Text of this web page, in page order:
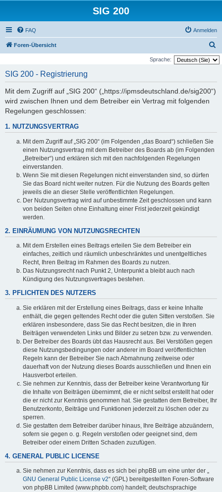
SIG 200
FAQ Anmelden
Foren-Übersicht
u
Sprache:
SIG 200 - Registrierung
Mit dem Zugriff auf „SIG 200“ („https://ipmsdeutschland.de/sig200“)
wird zwischen Ihnen und dem Betreiber ein Vertrag mit folgenden
Regelungen geschlossen:
1. NUTZUNGSVERTRAG
Mit dem Zugriff auf „SIG 200“ (im Folgenden „das Board“) schließen Sie
einen Nutzungsvertrag mit dem Betreiber des Boards ab (im Folgenden
„Betreiber“) und erklären sich mit den nachfolgenden Regelungen
einverstanden.
Wenn Sie mit diesen Regelungen nicht einverstanden sind, so dürfen
Sie das Board nicht weiter nutzen. Für die Nutzung des Boards gelten
jeweils die an dieser Stelle veröffentlichten Regelungen.
Der Nutzungsvertrag wird auf unbestimmte Zeit geschlossen und kann
von beiden Seiten ohne Einhaltung einer Frist jederzeit gekündigt
werden.
2. EINRÄUMUNG VON NUTZUNGSRECHTEN
Mit dem Erstellen eines Beitrags erteilen Sie dem Betreiber ein
einfaches, zeitlich und räumlich unbeschränktes und unentgeltliches
Recht, Ihren Beitrag im Rahmen des Boards zu nutzen.
Das Nutzungsrecht nach Punkt 2, Unterpunkt a bleibt auch nach
Kündigung des Nutzungsvertrages bestehen.
3. PFLICHTEN DES NUTZERS
Sie erklären mit der Erstellung eines Beitrags, dass er keine Inhalte
enthält, die gegen geltendes Recht oder die guten Sitten verstoßen. Sie
erklären insbesondere, dass Sie das Recht besitzen, die in Ihren
Beiträgen verwendeten Links und Bilder zu setzen bzw. zu verwenden.
Der Betreiber des Boards übt das Hausrecht aus. Bei Verstößen gegen
diese Nutzungsbedingungen oder anderer im Board veröffentlichten
Regeln kann der Betreiber Sie nach Abmahnung zeitweise oder
dauerhaft von der Nutzung dieses Boards ausschließen und Ihnen ein
Hausverbot erteilen.
Sie nehmen zur Kenntnis, dass der Betreiber keine Verantwortung für
die Inhalte von Beiträgen übernimmt, die er nicht selbst erstellt hat oder
die er nicht zur Kenntnis genommen hat. Sie gestatten dem Betreiber, Ihr
Benutzerkonto, Beiträge und Funktionen jederzeit zu löschen oder zu
sperren.
Sie gestatten dem Betreiber darüber hinaus, Ihre Beiträge abzuändern,
sofern sie gegen o. g. Regeln verstoßen oder geeignet sind, dem
Betreiber oder einem Dritten Schaden zuzufügen.
4. GENERAL PUBLIC LICENSE
Sie nehmen zur Kenntnis, dass es sich bei phpBB um eine unter der „
GNU General Public License v2“ (GPL) bereitgestellten Foren-Software
von phpBB Limited (www.phpbb.com) handelt; deutschsprachige